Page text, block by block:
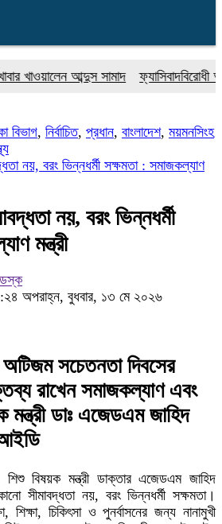
আব্দুস সামাদ ফ্যাসিবাদবিরোধী আন্দোলনে
বিভাগ, নির্বাচিত, প্রধান, বাংলাদেশ, ময়মনসিংহ
নয়, বরং ভিন্নধর্মী সক্ষমতা : সমাজকল্যাণ
নয়, বরং ভিন্নধর্মী
মন্ত্রী
অপরাহ্ন, বুধবার, ১৩ মে ২০২৬
সচেতনতা দিবসের
রাখেন সমাজকল্যাণ এবং
মন্ত্রী ডাঃ এজেডএম জাহিদ
বিষয়ক মন্ত্রী ডাক্তার এজেডএম জাহিদ
সীমাবদ্ধতা নয়, বরং ভিন্নধর্মী সক্ষমতা।
শিক্ষা, চিকিৎসা ও পুনর্বাসনের জন্য নানামুখী